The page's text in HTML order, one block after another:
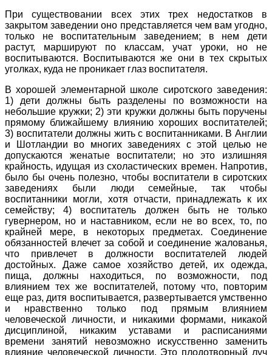
При существовании всех этих трех недостатков в
закрытом заведении оно представляется чем вам угодно,
только не воспитательным заведением; в нем дети
растут, маршируют по классам, учат уроки, но не
воспитываются. Воспитываются же они в тех скрытых
уголках, куда не проникает глаз воспитателя.
В хорошей элементарной школе сиротского заведения:
1) дети должны быть разделены по возможности на
небольшие кружки; 2) эти кружки должны быть поручены
прямому ближайшему влиянию хороших воспитателей;
3) воспитатели должны жить с воспитанниками. В Англии
и Шотландии во многих заведениях с этой целью не
допускаются женатые воспитатели; но это излишняя
крайность, идущая из схоластических времен. Напротив,
было бы очень полезно, чтобы воспитатели в сиротских
заведениях были люди семейные, так чтобы
воспитанники могли, хотя отчасти, принадлежать к их
семейству; 4) воспитатель должен быть не только
гувернером, но и наставником, если не во всех, то, по
крайней мере, в некоторых предметах. Соединение
обязанностей влечет за собой и соединение жалованья,
что привлечет в должности воспитателей людей
достойных. Даже самое хозяйство детей, их одежда,
пища, должны находиться, по возможности, под
влиянием тех же воспитателей, потому что, повторим
еще раз, дитя воспитывается, развертывается умственно
и нравственно только под прямым влиянием
человеческой личности, и никакими формами, никакой
дисциплиной, никаким уставами и расписаниями
времени занятий невозможно искусственно заменить
влияние человеческой личности. Это плодотворный луч